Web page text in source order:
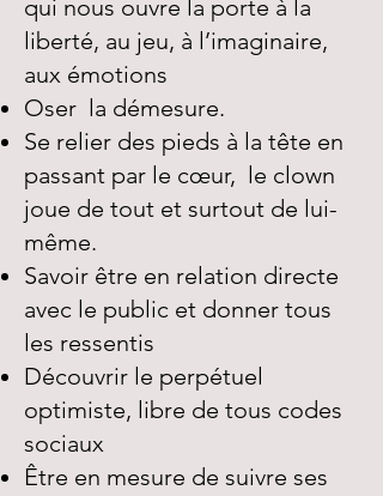
qui nous ouvre la porte à la
liberté, au jeu, à l’imaginaire,
aux émotions
Oser la démesure.
Se relier des pieds à la tête en
passant par le cœur, le clown
joue de tout et surtout de lui-
même.
Savoir être en relation directe
avec le public et donner tous
les ressentis
Découvrir le perpétuel
optimiste, libre de tous codes
sociaux
Être en mesure de suivre ses